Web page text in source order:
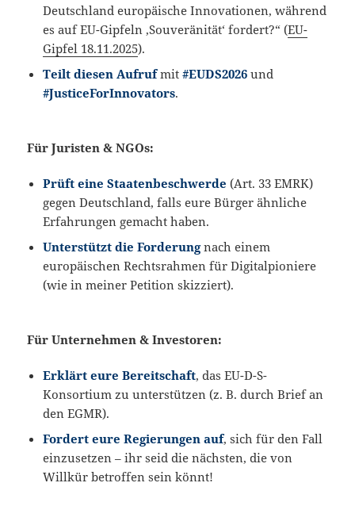
Deutschland europäische Innovationen, während
es auf EU-Gipfeln ‚Souveränität‘ fordert?“ (EU-
Gipfel 18.11.2025).
Teilt diesen Aufrufmit#EUDS2026 und
#JusticeForInnovators.
Für Juristen & NGOs:
Prüft eine Staatenbeschwerde (Art. 33 EMRK)
gegen Deutschland, falls eure Bürger ähnliche
Erfahrungen gemacht haben.
Unterstützt die Forderungnach einem
europäischen Rechtsrahmen für Digitalpioniere
(wie in meiner Petition skizziert).
Für Unternehmen & Investoren:
Erklärt eure Bereitschaft, das EU-D-S-
Konsortium zu unterstützen (z. B. durch Brief an
den EGMR).
Fordert eure Regierungen auf, sich für den Fall
einzusetzen – ihr seid die nächsten, die von
Willkür betroffen sein könnt!